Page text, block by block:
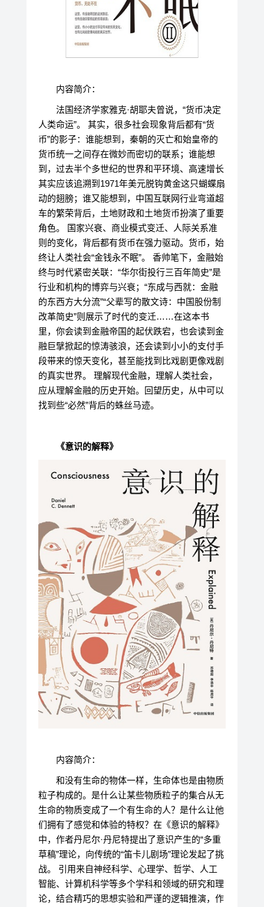
内容简介：
法国经济学家雅克·胡耶夫曾说，“货币决定
人类命运”。 其实，很多社会现象背后都有“货
币”的影子：谁能想到，秦朝的灭亡和始皇帝的
货币统一之间存在微妙而密切的联系；谁能想
到，过去半个多世纪的世界和平环境、高速增长
其实应该追溯到1971年美元脱钩黄金这只蝴蝶扇
动的翅膀；谁又能想到，中国互联网行业弯道超
车的繁荣背后，土地财政和土地货币扮演了重要
角色。 国家兴衰、商业模式变迁、人际关系准
则的变化，背后都有货币在强力驱动。货币，始
终让人类社会“金钱永不眠”。 香帅笔下，金融始
终与时代紧密关联：“华尔街投行三百年简史”是
行业和机构的博弈与兴衰；“东成与西就：金融
的东西方大分流”“父辈写的散文诗：中国股份制
改革简史”则展示了时代的变迁……在这本书
里，你会读到金融帝国的起伏跌宕，也会读到金
融巨擘掀起的惊涛骇浪，还会读到小小的支付手
段带来的惊天变化，甚至能找到比戏剧更像戏剧
的真实世界。 理解现代金融，理解人类社会，
应从理解金融的历史开始。回望历史，从中可以
找到些“必然”背后的蛛丝马迹。
《意识的解释》
内容简介：
和没有生命的物体一样，生命体也是由物质
粒子构成的。是什么让某些物质粒子的集合从无
生命的物质变成了一个有生命的人？是什么让他
们拥有了感觉和体验的特权？在《意识的解释》
中，作者丹尼尔·丹尼特提出了意识产生的“多重
草稿”理论，向传统的“笛卡儿剧场”理论发起了挑
战。 引用来自神经科学、心理学、哲学、人工
智能、计算机科学等多个学科和领域的研究和理
论，结合精巧的思想实验和严谨的逻辑推演，作